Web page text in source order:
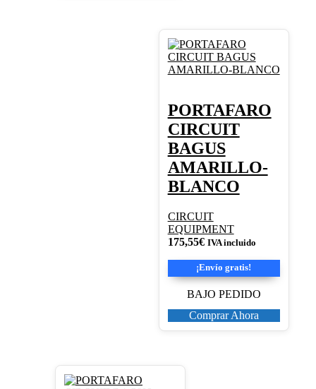
PORTAFARO
CIRCUIT
BAGUS
AMARILLO-
BLANCO
CIRCUIT
EQUIPMENT
175,55€ IVA incluido
¡Envío gratis!
BAJO PEDIDO
Comprar Ahora